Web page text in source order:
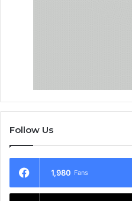
Follow Us
1,980 Fans